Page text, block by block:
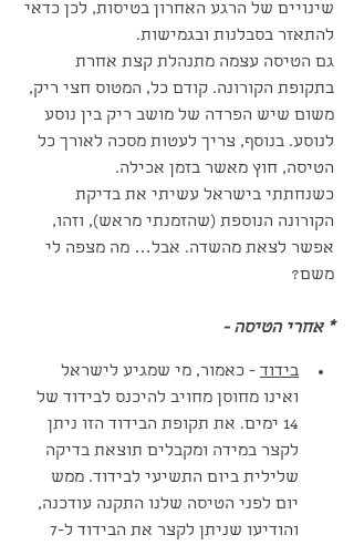
שינויים של הרגע האחרון בטיסות, לכן כדאי
להתאזר בסבלנות ובגמישות.
גם הטיסה עצמה מתנהלת קצת אחרת
בתקופת הקורונה. קודם כל, המטוס חצי ריק,
משום שיש הפרדה של מושב ריק בין נוסע
לנוסע. בנוסף, צריך לעטות מסכה לאורך כל
הטיסה, חוץ מאשר בזמן אכילה.
כשנחתתי בישראל עשיתי את בדיקת
הקורונה הנוספת (שהזמנתי מראש), וזהו,
אפשר לצאת מהשדה. אבל… מה מצפה לי
משם?
* אחרי הטיסה -
בידוד - כאמור, מי שמגיע לישראל
ואינו מחוסן מחויב להיכנס לבידוד של
14 ימים. את תקופת הבידוד הזו ניתן
לקצר במידה ומקבלים תוצאת בדיקה
שלילית ביום התשיעי לבידוד. ממש
יום לפני הטיסה שלנו התקנה עודכנה,